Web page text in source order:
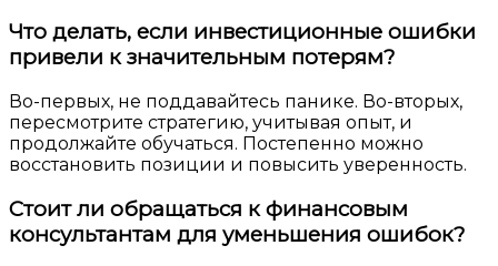
Что делать, если инвестиционные ошибки
привели к значительным потерям?
Во-первых, не поддавайтесь панике. Во-вторых,
пересмотрите стратегию, учитывая опыт, и
продолжайте обучаться. Постепенно можно
восстановить позиции и повысить уверенность.
Стоит ли обращаться к финансовым
консультантам для уменьшения ошибок?